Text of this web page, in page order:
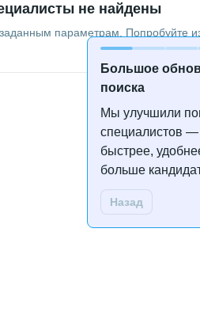
Большое
поиска
Мы улучшили
специалистов —
быстрее,
больше
Назад
не найдены
параметрам. Попробуйте